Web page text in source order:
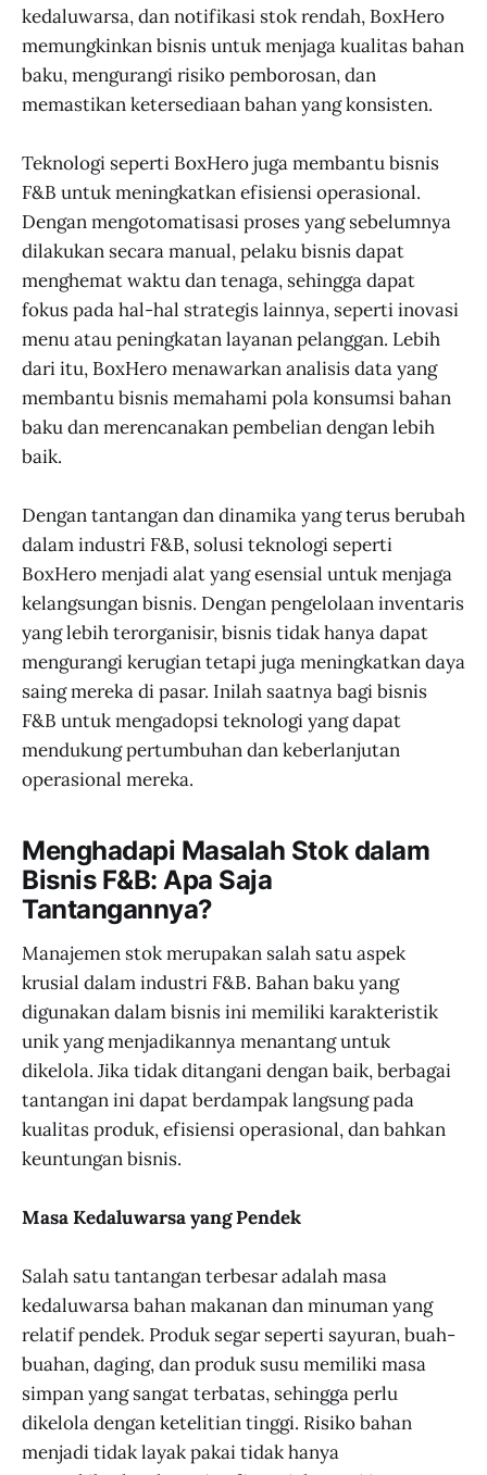
kedaluwarsa, dan notifikasi stok rendah, BoxHero
memungkinkan bisnis untuk menjaga kualitas bahan
baku, mengurangi risiko pemborosan, dan
memastikan ketersediaan bahan yang konsisten.
Teknologi seperti BoxHero juga membantu bisnis
F&B untuk meningkatkan efisiensi operasional.
Dengan mengotomatisasi proses yang sebelumnya
dilakukan secara manual, pelaku bisnis dapat
menghemat waktu dan tenaga, sehingga dapat
fokus pada hal-hal strategis lainnya, seperti inovasi
menu atau peningkatan layanan pelanggan. Lebih
dari itu, BoxHero menawarkan analisis data yang
membantu bisnis memahami pola konsumsi bahan
baku dan merencanakan pembelian dengan lebih
baik.
Dengan tantangan dan dinamika yang terus berubah
dalam industri F&B, solusi teknologi seperti
BoxHero menjadi alat yang esensial untuk menjaga
kelangsungan bisnis. Dengan pengelolaan inventaris
yang lebih terorganisir, bisnis tidak hanya dapat
mengurangi kerugian tetapi juga meningkatkan daya
saing mereka di pasar. Inilah saatnya bagi bisnis
F&B untuk mengadopsi teknologi yang dapat
mendukung pertumbuhan dan keberlanjutan
operasional mereka.
Menghadapi Masalah Stok dalam
Bisnis F&B: Apa Saja
Tantangannya?
Manajemen stok merupakan salah satu aspek
krusial dalam industri F&B. Bahan baku yang
digunakan dalam bisnis ini memiliki karakteristik
unik yang menjadikannya menantang untuk
dikelola. Jika tidak ditangani dengan baik, berbagai
tantangan ini dapat berdampak langsung pada
kualitas produk, efisiensi operasional, dan bahkan
keuntungan bisnis.
Masa Kedaluwarsa yang Pendek
Salah satu tantangan terbesar adalah masa
kedaluwarsa bahan makanan dan minuman yang
relatif pendek. Produk segar seperti sayuran, buah-
buahan, daging, dan produk susu memiliki masa
simpan yang sangat terbatas, sehingga perlu
dikelola dengan ketelitian tinggi. Risiko bahan
menjadi tidak layak pakai tidak hanya